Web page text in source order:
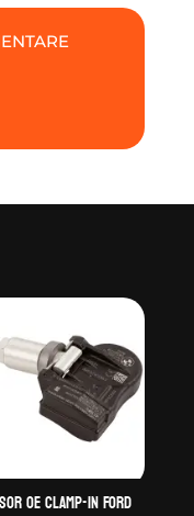
OE clamp-in Ford